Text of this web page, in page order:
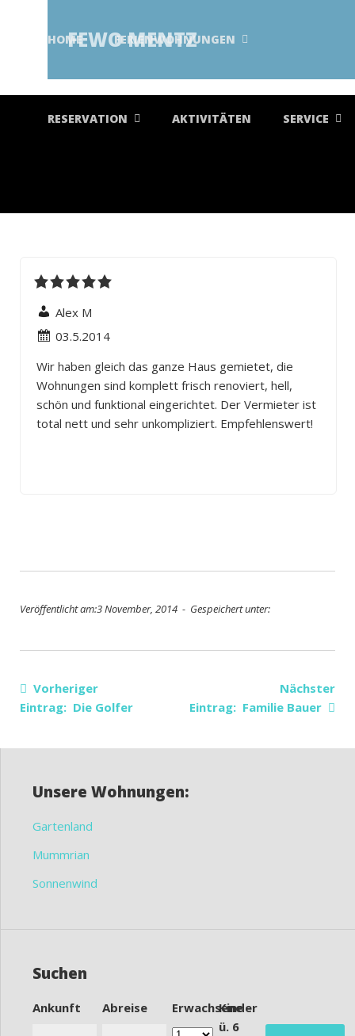
FEWO MENTZ
HOME FERIENWOHNUNGEN
RESERVATION AKTIVITÄTEN SERVICE
Alex M
03.5.2014
Wir haben gleich das ganze Haus gemietet, die
Wohnungen sind komplett frisch renoviert, hell,
schön und funktional eingerichtet. Der Vermieter ist
total nett und sehr unkompliziert. Empfehlenswert!
Veröffentlicht am:3 November, 2014 - Gespeichert unter:
Vorheriger
Eintrag: Die Golfer
Nächster
Eintrag: Familie Bauer
Unsere Wohnungen:
Gartenland
Mummrian
Sonnenwind
Suchen
Ankunft Abreise Erwachsene
Kinder
ü. 6